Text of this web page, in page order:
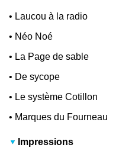
• Laucou à la radio
• Néo Noé
• La Page de sable
• De sycope
• Le système Cotillon
• Marques du Fourneau
Impressions